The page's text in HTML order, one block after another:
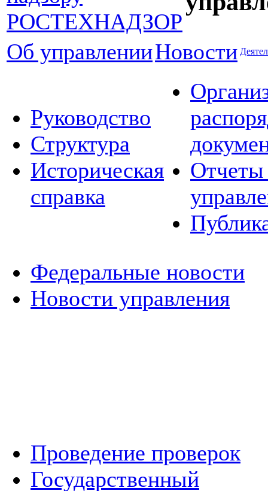
Об управленииНовости
Руководство
Структура
Историческая
справка
Отчеты
Федеральные новости
Новости управления
Проведение проверок
Государственный